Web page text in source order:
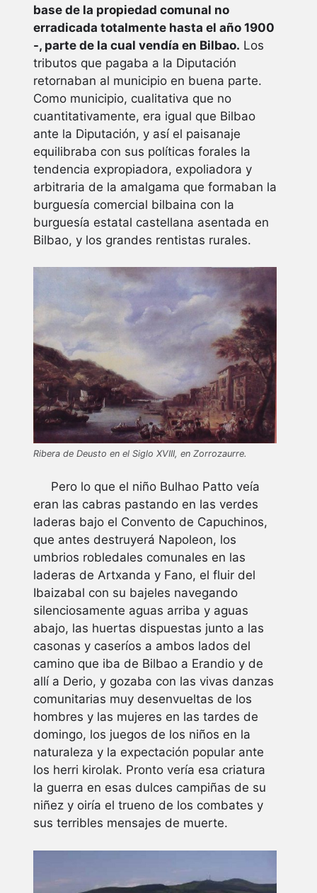
base de la propiedad comunal no
erradicada totalmente hasta el año 1900
-, parte de la cual vendía en Bilbao. Los
tributos que pagaba a la Diputación
retornaban al municipio en buena parte.
Como municipio, cualitativa que no
cuantitativamente, era igual que Bilbao
ante la Diputación, y así el paisanaje
equilibraba con sus políticas forales la
tendencia expropiadora, expoliadora y
arbitraria de la amalgama que formaban la
burguesía comercial bilbaina con la
burguesía estatal castellana asentada en
Bilbao, y los grandes rentistas rurales.
Ribera de Deusto en el Siglo XVIII, en Zorrozaurre.
Pero lo que el niño Bulhao Patto veía
eran las cabras pastando en las verdes
laderas bajo el Convento de Capuchinos,
que antes destruyerá Napoleon, los
umbrios robledales comunales en las
laderas de Artxanda y Fano, el fluir del
Ibaizabal con su bajeles navegando
silenciosamente aguas arriba y aguas
abajo, las huertas dispuestas junto a las
casonas y caseríos a ambos lados del
camino que iba de Bilbao a Erandio y de
allí a Derio, y gozaba con las vivas danzas
comunitarias muy desenvueltas de los
hombres y las mujeres en las tardes de
domingo, los juegos de los niños en la
naturaleza y la expectación popular ante
los herri kirolak. Pronto vería esa criatura
la guerra en esas dulces campiñas de su
niñez y oiría el trueno de los combates y
sus terribles mensajes de muerte.